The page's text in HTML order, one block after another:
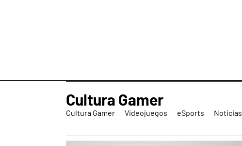
Cultura Gamer
Cultura Gamer Videojuegos eSports Noticias